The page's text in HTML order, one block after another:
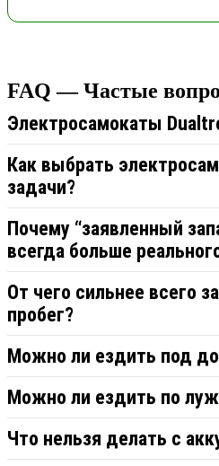
FAQ — Частые
Электросамокаты
Как выбрать
задачи?
Почему “заявленный
всегда больше
От чего сильнее всего
пробег?
Можно ли ездить под
Можно ли ездить по
Что нельзя делать с